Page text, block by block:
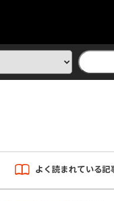
よく読まれている記